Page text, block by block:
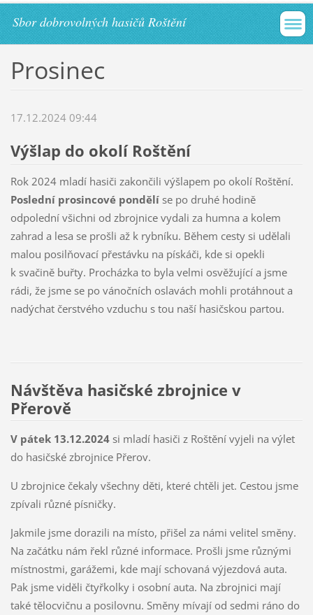
Sbor dobrovolných hasičů Roštění
Prosinec
17.12.2024 09:44
Výšlap do okolí Roštění
Rok 2024 mladí hasiči zakončili výšlapem po okolí Roštění.
Poslední prosincové pondělíse po druhé hodině
odpolední všichni od zbrojnice vydali za humna a kolem
zahrad a lesa se prošli až k rybníku. Během cesty si udělali
malou posilňovací přestávku na pískáči, kde si opekli
k svačině buřty. Procházka to byla velmi osvěžující a jsme
rádi, že jsme se po vánočních oslavách mohli protáhnout a
nadýchat čerstvého vzduchu s tou naší hasičskou partou.
Návštěva hasičské zbrojnice v
Přerově
V pátek 13.12.2024si mladí hasiči z Roštění vyjeli na výlet
do hasičské zbrojnice Přerov.
U zbrojnice čekaly všechny děti, které chtěli jet. Cestou jsme
zpívali různé písničky.
Jakmile jsme dorazili na místo, přišel za námi velitel směny.
Na začátku nám řekl různé informace. Prošli jsme různými
místnostmi, garážemi, kde mají schovaná výjezdová auta.
Pak jsme viděli čtyřkolky i osobní auta. Na zbrojnici mají
také tělocvičnu a posilovnu. Směny mívají od sedmi ráno do